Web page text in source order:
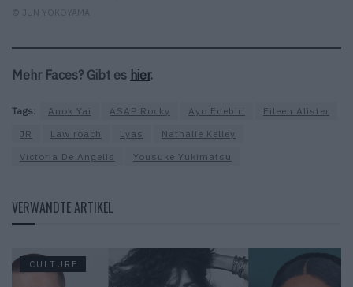
© JUN YOKOYAMA
Mehr Faces? Gibt es hier.
Tags: Anok Yai ASAP Rocky Ayo Edebiri
Eileen Alister
JR
Law roach Lyas
Nathalie Kelley
Victoria De Angelis
Yousuke Yukimatsu
VERWANDTE ARTIKEL
CULTURE